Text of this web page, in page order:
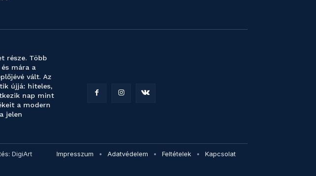
része. Több
mára a
vált. Az
újjá: hiteles,
nap mint
a modern
jelen
DigiArt Impresszum Adatvédelem Feltételek Kapcsolat